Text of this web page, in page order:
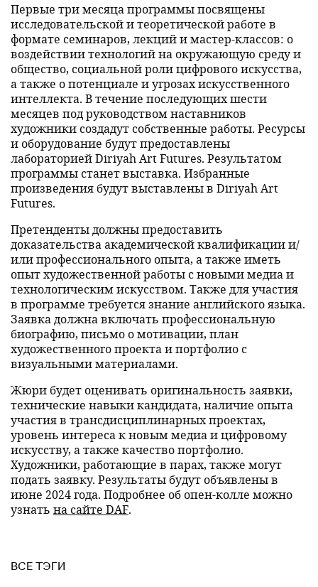
Первые три месяца программы посвящены
исследовательской и теоретической работе в
формате семинаров, лекций и мастер-классов: о
воздействии технологий на окружающую среду и
общество, социальной роли цифрового искусства,
а также о потенциале и угрозах искусственного
интеллекта. В течение последующих шести
месяцев под руководством наставников
художники создадут собственные работы. Ресурсы
и оборудование будут предоставлены
лабораторией Diriyah Art Futures. Результатом
программы станет выставка. Избранные
произведения будут выставлены в Diriyah Art
Futures.
Претенденты должны предоставить
доказательства академической квалификации и/
или профессионального опыта, а также иметь
опыт художественной работы с новыми медиа и
технологическим искусством. Также для участия
в программе требуется знание английского языка.
Заявка должна включать профессиональную
биографию, письмо о мотивации, план
художественного проекта и портфолио с
визуальными материалами.
Жюри будет оценивать оригинальность заявки,
технические навыки кандидата, наличие опыта
участия в трансдисциплинарных проектах,
уровень интереса к новым медиа и цифровому
искусству, а также качество портфолио.
Художники, работающие в парах, также могут
подать заявку. Результаты будут объявлены в
июне 2024 года. Подробнее об опен-колле можно
узнать на сайте DAF.
ВСЕ ТЭГИ